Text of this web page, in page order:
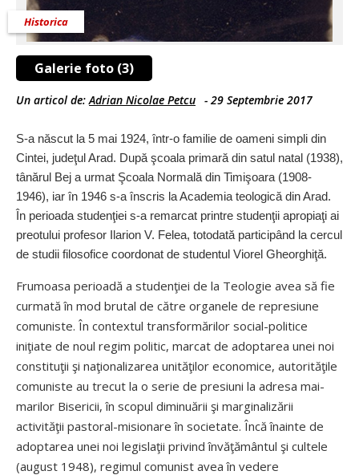
Galerie foto (3)
Historica
Un articol de:Adrian Nicolae Petcu - 29 Septembrie 2017
S-a născut la 5 mai 1924, într-o familie de oameni simpli din
Cintei, judeţul Arad. După şcoala primară din satul natal (1938),
tânărul Bej a urmat Şcoala Normală din Timişoara (1908-
1946), iar în 1946 s-a înscris la Academia teologică din Arad.
În perioada studenţiei s-a remarcat printre studenţii apropiaţi ai
preotului profesor Ilarion V. Felea, totodată participând la cercul
de studii filosofice coordonat de studentul Viorel Gheorghiţă.
Frumoasa perioadă a studenţiei de la Teologie avea să fie
curmată în mod brutal de către organele de represiune
comuniste. În contextul transformărilor social-politice
iniţiate de noul regim politic, marcat de adoptarea unei noi
constituţii şi naţionalizarea unităţilor economice, autorităţile
comuniste au trecut la o serie de presiuni la adresa mai-
marilor Bisericii, în scopul diminuării şi marginalizării
activităţii pastoral-misionare în societate. Încă înainte de
adoptarea unei noi legislaţii privind învăţământul şi cultele
(august 1948), regimul comunist avea în vedere